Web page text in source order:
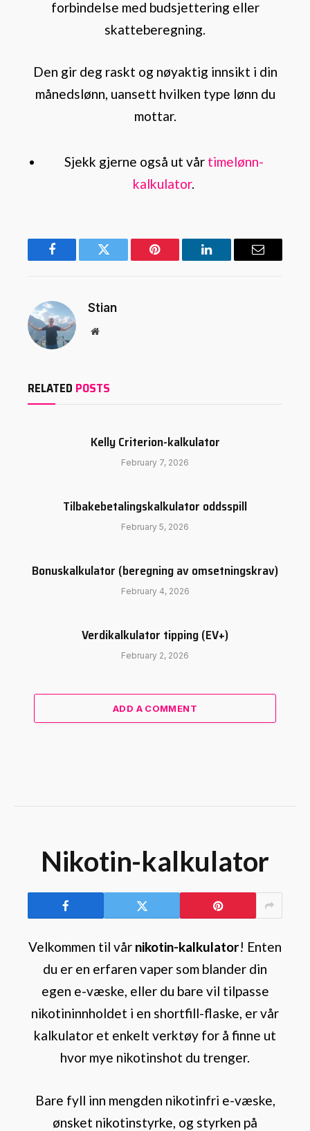
forbindelse med budsjettering eller
skatteberegning.
Den gir deg raskt og nøyaktig innsikt i din
månedslønn, uansett hvilken type lønn du
mottar.
Sjekk gjerne også ut vår timelønn-
kalkulator.
Facebook Twitter Pinterest LinkedIn Email
Stian
Website
RELATED POSTS
Kelly Criterion-kalkulator
February 7, 2026
Tilbakebetalingskalkulator oddsspill
February 5, 2026
Bonuskalkulator (beregning av omsetningskrav)
February 4, 2026
Verdikalkulator tipping (EV+)
February 2, 2026
ADD A COMMENT
Nikotin-kalkulator
Velkommen til vår nikotin-kalkulator! Enten
du er en erfaren vaper som blander din
egen e-væske, eller du bare vil tilpasse
nikotininnholdet i en shortfill-flaske, er vår
kalkulator et enkelt verktøy for å finne ut
hvor mye nikotinshot du trenger.
Bare fyll inn mengden nikotinfri e-væske,
ønsket nikotinstyrke, og styrken på